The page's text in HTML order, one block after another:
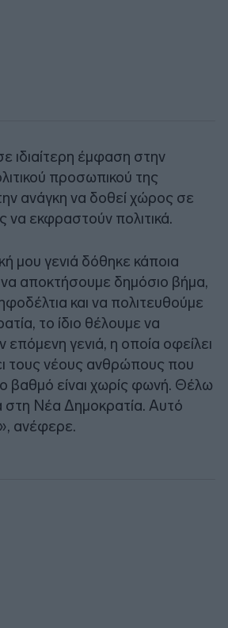
ιδιαίτερη έμφαση στην
προσωπικού της
ανάγκη να δοθεί χώρος σε
εκφραστούν πολιτικά.
μου γενιά δόθηκε κάποια
να αποκτήσουμε δημόσιο βήμα,
και να πολιτευθούμε
το ίδιο θέλουμε να
επόμενη γενιά, η οποία οφείλει
τους νέους ανθρώπους που
βαθμό είναι χωρίς φωνή. Θέλω
στη Νέα Δημοκρατία. Αυτό
ανέφερε.